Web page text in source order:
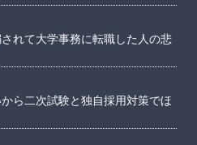
れて大学事務に転職した人の悲
ら二次試験と独自採用対策でほ